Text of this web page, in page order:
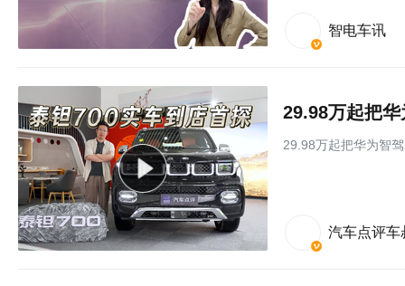
智电车讯
29.98万起把
29.98万起把华为智
汽车点评车